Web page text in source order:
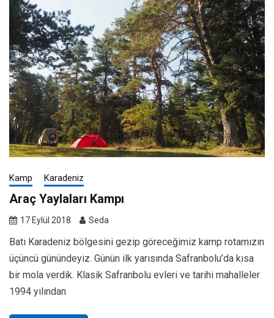
Kamp Karadeniz
Araç Yaylaları Kampı
17 Eylül 2018 Seda
Batı Karadeniz bölgesini gezip göreceğimiz kamp rotamızın
üçüncü günündeyiz. Günün ilk yarısında Safranbolu’da kısa
bir mola verdik. Klasik Safranbolu evleri ve tarihi mahalleler
1994 yılından